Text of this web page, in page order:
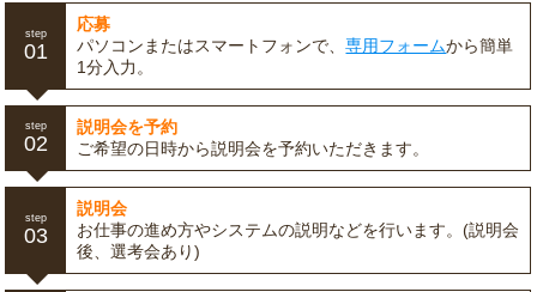
step
01
応募
パソコンまたはスマートフォンで、専用フォームから簡単
1分入力。
step
02
説明会を予約
ご希望の日時から説明会を予約いただきます。
step
03
説明会
お仕事の進め方やシステムの説明などを行います。(説明会
後、選考会あり)